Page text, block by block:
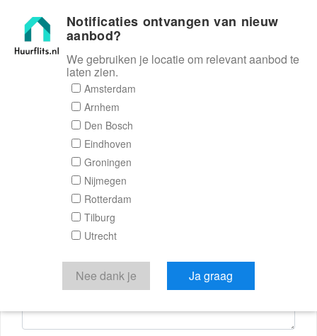
Huurflits
Reactieformulier
Huurflits
Verstuur je bericht
Door een bericht te sturen kom je in contact met de
aanbieder of makelaar van de woning.
Notificaties ontvangen van nieuw
aanbod?
We gebruiken je locatie om relevant aanbod te
laten zien.
Amsterdam
Arnhem
Den Bosch
Eindhoven
Groningen
Nijmegen
Rotterdam
Tilburg
Utrecht
Nee dank je Ja graag